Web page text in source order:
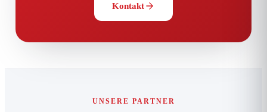
Kontakt
UNSERE PARTNER